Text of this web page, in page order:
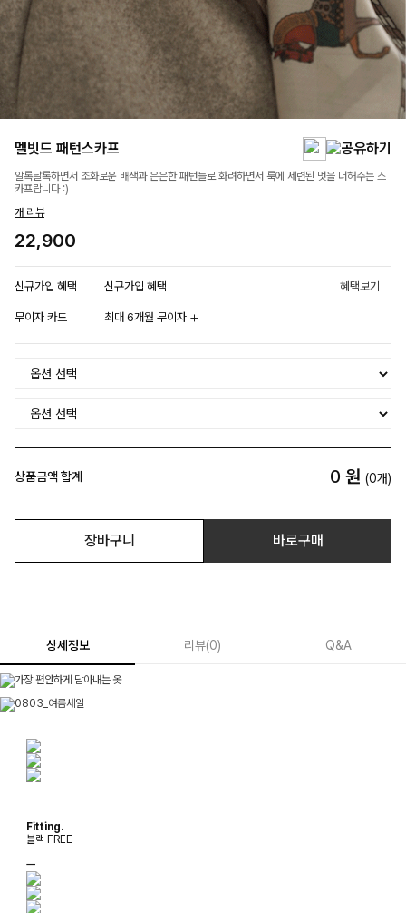
멜빗드 패턴스카프
알록달록하면서 조화로운 배색과 은은한 패턴들로 화려하면서 룩에 세련된 멋을 더해주는 스
카프랍니다 :)
개 리뷰
22,900
신규가입 혜택 신규가입 혜택 혜택보기
무이자 카드 최대 6개월 무이자
상품금액 합계 0 원 (0개)
장바구니 바로구매
상세정보 리뷰(0) Q&A
Fitting.
블랙 FREE
ㅡ